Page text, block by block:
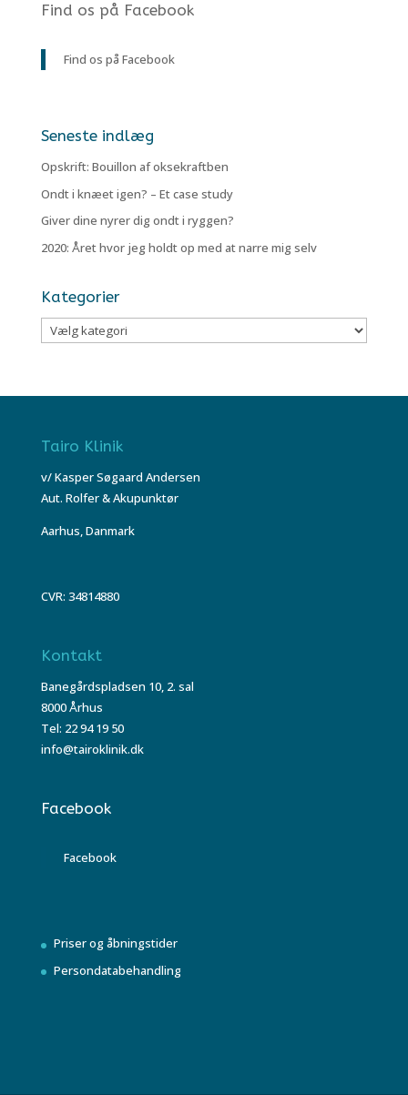
Find os på Facebook
Find os på Facebook
Seneste indlæg
Opskrift: Bouillon af oksekraftben
Ondt i knæet igen? – Et case study
Giver dine nyrer dig ondt i ryggen?
2020: Året hvor jeg holdt op med at narre mig selv
Kategorier
Kategorier
Tairo Klinik
v/ Kasper Søgaard Andersen
Aut. Rolfer & Akupunktør
Aarhus, Danmark
CVR: 34814880
Kontakt
Banegårdspladsen 10, 2. sal
8000 Århus
Tel: 22 94 19 50
info@tairoklinik.dk
Facebook
Facebook
Priser og åbningstider
Persondatabehandling